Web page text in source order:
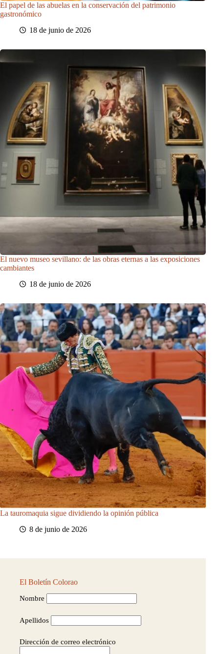
El papel de las abuelas en la conservación del patrimonio
gastronómico
18 de junio de 2026
El nuevo museo sevillano: de las obras eternas a las exposiciones
cambiantes
18 de junio de 2026
La tauromaquia sigue dividiendo la opinión pública
8 de junio de 2026
El Boletín Colorao
Nombre
Apellidos
Dirección de correo electrónico